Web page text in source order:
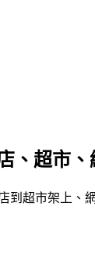
、超市、
到超市架上、